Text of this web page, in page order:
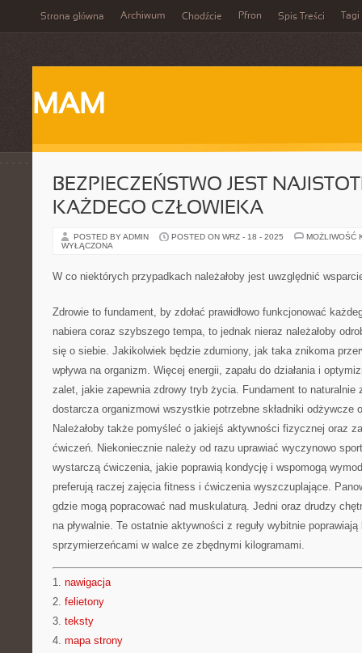
Strona główna Archiwum Chodźcie Pfron Spis Treści Tagi
MAM
BEZPIECZEŃSTWO JEST
KAŻDEGO CZŁOWIEKA
POSTED BY ADMIN POSTED ON WRZ - 18 - 2025
MOŻLIWOŚĆ
WYŁĄCZONA
W co niektórych przypadkach należałoby jest uwzględnić
Zdrowie to fundament, by zdołać prawidłowo funkcjonować
nabiera coraz szybszego tempa, to jednak nieraz należałoby
się o siebie. Jakikolwiek będzie zdumiony, jak taka znikoma
wpływa na organizm. Więcej energii, zapału do działania i
zalet, jakie zapewnia zdrowy tryb życia. Fundament to naturalnie
dostarcza organizmowi wszystkie potrzebne składniki odżywcze
Należałoby także pomyśleć o jakiejś aktywności fizycznej oraz
ćwiczeń. Niekoniecznie należy od razu uprawiać wyczynowo
wystarczą ćwiczenia, jakie poprawią kondycję i wspomogą
preferują raczej zajęcia fitness i ćwiczenia wyszczuplające.
gdzie mogą popracować nad muskulaturą. Jedni oraz drudzy
na pływalnie. Te ostatnie aktywności z reguły wybitnie
sprzymierzeńcami w walce ze zbędnymi kilogramami.
1. nawigacja
2. felietony
3. teksty
4. mapa strony